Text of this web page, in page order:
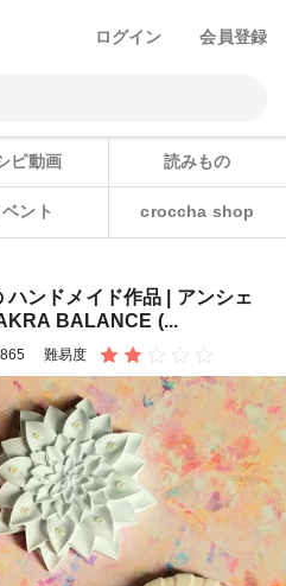
ログイン 会員登録
ピ動画 読みもの
ント croccha shop
ハンドメイド作品 | アンシェ
BALANCE (...
難易度